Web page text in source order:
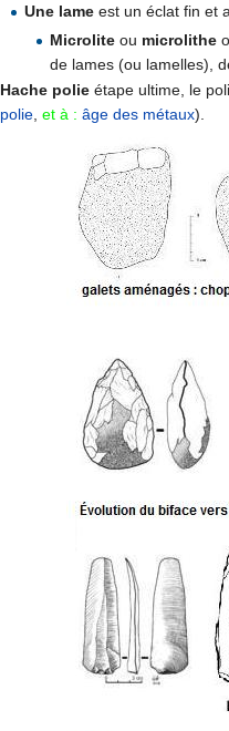
Une lame est un éclat fin et
Microliteou microlithe
de lames (ou lamelles),
Hache polieétape ultime, le
polie, et à : âge des métaux).